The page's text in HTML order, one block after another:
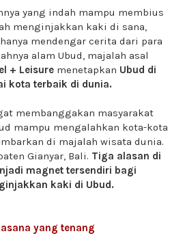
yang indah mampu membius
menginjakkan kaki di sana,
mendengar cerita dari para
alam Ubud, majalah asal
+ Leisure menetapkan Ubud di
kota terbaik di dunia.
membanggakan masyarakat
mampu mengalahkan kota-kota
di majalah wisata dunia.
Gianyar, Bali. Tiga alasan di
magnet tersendiri bagi
kaki di Ubud.
yang tenang